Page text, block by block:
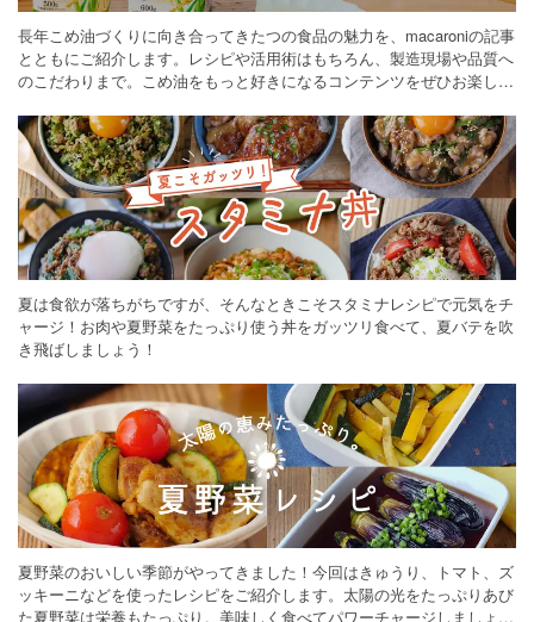
長年こめ油づくりに向き合ってきたつの食品の魅力を、macaroniの記事
とともにご紹介します。レシピや活用術はもちろん、製造現場や品質へ
のこだわりまで。こめ油をもっと好きになるコンテンツをぜひお楽しみ
夏は食欲が落ちがちですが、そんなときこそスタミナレシピで元気をチ
ャージ！お肉や夏野菜をたっぷり使う丼をガッツリ食べて、夏バテを吹
き飛ばしましょう！
夏野菜のおいしい季節がやってきました！今回はきゅうり、トマト、ズ
ッキーニなどを使ったレシピをご紹介します。太陽の光をたっぷりあび
た夏野菜は栄養もたっぷり。美味しく食べてパワーチャージしましょう